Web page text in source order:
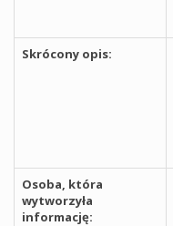
Skrócony opis:
Osoba, która
wytworzyła
informację: